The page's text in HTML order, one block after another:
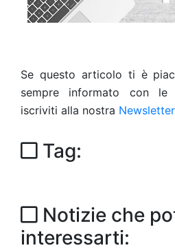
Se questo articolo ti è
sempre informato con
iscriviti alla nostra
Tag:
Notizie che
interessarti: